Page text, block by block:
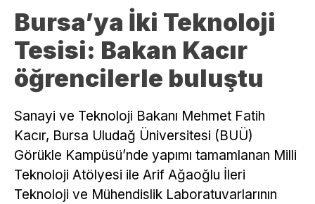
Bursa’ya İki Teknoloji
Tesisi: Bakan Kacır
öğrencilerle buluştu
Sanayi ve Teknoloji Bakanı Mehmet Fatih
Kacır, Bursa Uludağ Üniversitesi (BUÜ)
Görükle Kampüsü’nde yapımı tamamlanan Milli
Teknoloji Atölyesi ile Arif Ağaoğlu İleri
Teknoloji ve Mühendislik Laboratuvarlarının